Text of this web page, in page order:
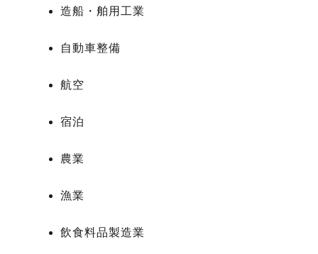
造船・舶用工業
自動車整備
航空
宿泊
農業
漁業
飲食料品製造業